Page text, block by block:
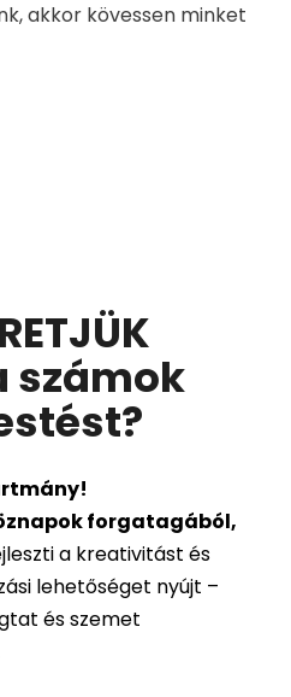
akkor kövessen minket
számok
?
forgatagából,
a kreativitást és
lehetőséget nyújt –
és szemet